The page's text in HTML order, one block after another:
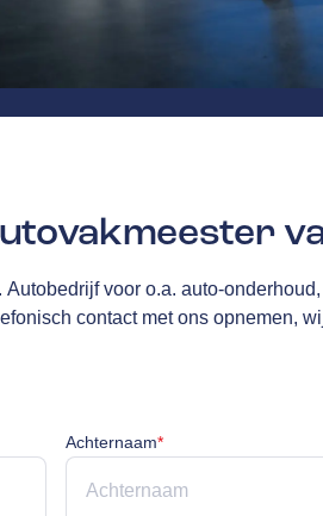
Autobedrijf voor o.a. auto-
contact met ons opnemen,
Achternaam*Achternaam is